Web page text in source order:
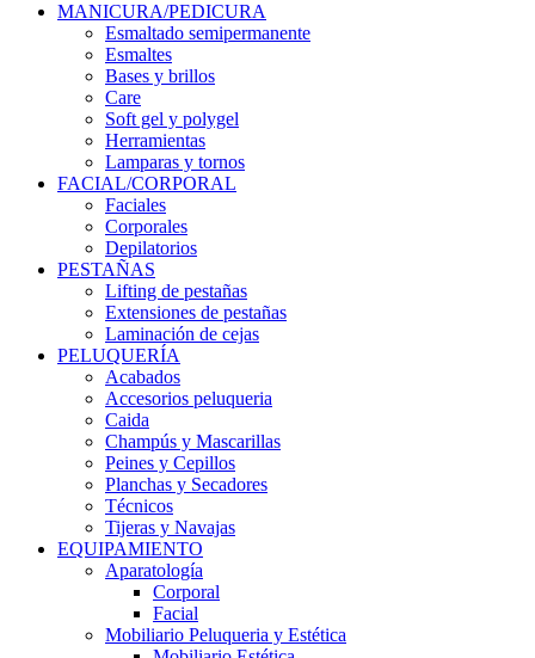
MANICURA/PEDICURA
Esmaltado semipermanente
Esmaltes
Bases y brillos
Care
Soft gel y polygel
Herramientas
Lamparas y tornos
FACIAL/CORPORAL
Faciales
Corporales
Depilatorios
PESTAÑAS
Lifting de pestañas
Extensiones de pestañas
Laminación de cejas
PELUQUERÍA
Acabados
Accesorios peluqueria
Caida
Champús y Mascarillas
Peines y Cepillos
Planchas y Secadores
Técnicos
Tijeras y Navajas
EQUIPAMIENTO
Aparatología
Corporal
Facial
Mobiliario Peluqueria y Estética